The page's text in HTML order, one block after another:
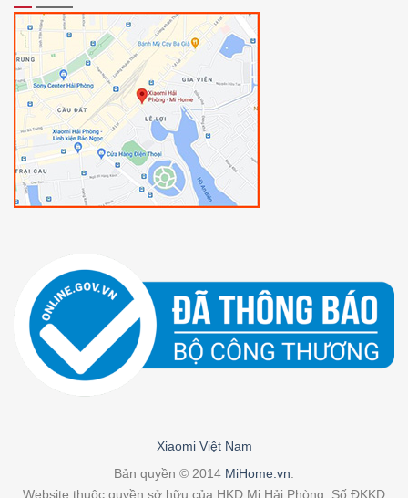
Xiaomi Việt Nam
Bản quyền © 2014 MiHome.vn.
Website thuộc quyền sở hữu của HKD Mi Hải Phòng. Số ĐKKD